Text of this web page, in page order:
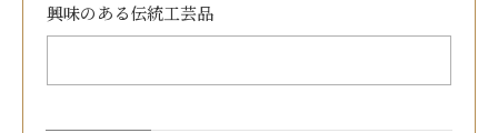
興味のある伝統工芸品